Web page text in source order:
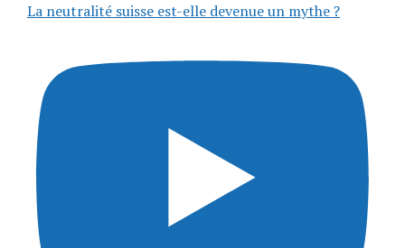
La neutralité suisse est-elle devenue un mythe ?